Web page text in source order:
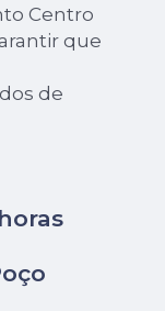
Centro
que
de